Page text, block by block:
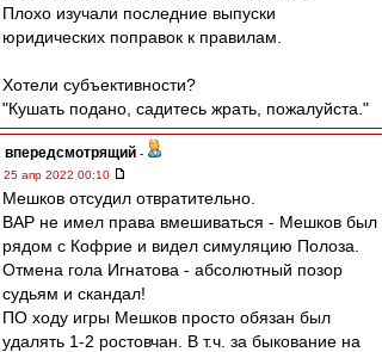
Плохо изучали последние выпуски
юридических поправок к правилам.
Хотели субъективности?
"Кушать подано, садитесь жрать, пожалуйста."
впередсмотрящий -
25 апр 2022 00:10
Мешков отсудил отвратительно.
ВАР не имел права вмешиваться - Мешков был
рядом с Кофрие и видел симуляцию Полоза.
Отмена гола Игнатова - абсолютный позор
судьям и скандал!
ПО ходу игры Мешков просто обязан был
удалять 1-2 ростовчан. В т.ч. за быкование на